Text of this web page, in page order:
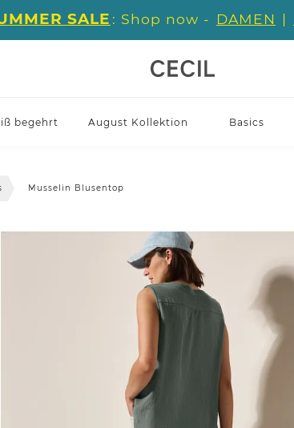
SALE : Shop now - DAMEN |
begehrt August Kollektion Basics
Musselin Blusentop